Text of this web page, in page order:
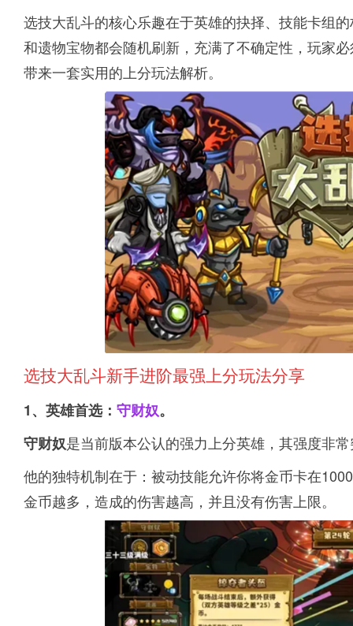
选技大乱斗的核心乐趣在于英雄的抉择、技能卡组
和遗物宝物都会随机刷新，充满了不确定性，玩家
带来一套实用的上分玩法解析。
选技大乱斗新手进阶最强上分玩法分享
1、英雄首选： 守财奴。
守财奴是当前版本公认的强力上分英雄，其强度非
他的独特机制在于：被动技能允许你将金币卡在
金币越多，造成的伤害越高，并且没有伤害上限。